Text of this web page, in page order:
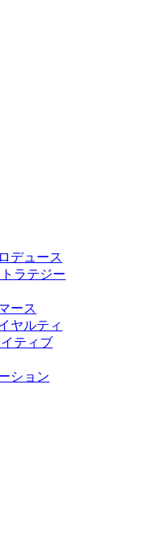
デュース
ラテジー
ース
ヤルティ
ティブ
ション